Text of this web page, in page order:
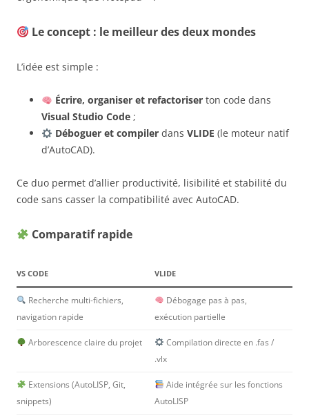
Le concept : le meilleur des deux mondes
L’idée est simple :
Écrire, organiser et refactoriserton code dans
Visual Studio Code ;
Déboguer et compilerdans VLIDE (le moteur natif
d’AutoCAD).
Ce duo permet d’allier productivité, lisibilité et stabilité du
code sans casser la compatibilité avec AutoCAD.
Comparatif rapide
VS CODE VLIDE
Recherche multi-fichiers,
navigation rapide
Débogage pas à pas,
exécution partielle
Arborescence claire du projet
Compilation directe en .fas /
.vlx
Extensions (AutoLISP, Git,
snippets)
Aide intégrée sur les fonctions
AutoLISP